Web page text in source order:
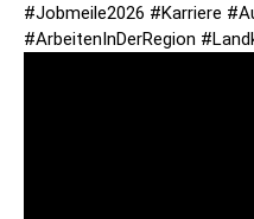
#Jobmeile2026 #Karriere
#ArbeitenInDerRegion